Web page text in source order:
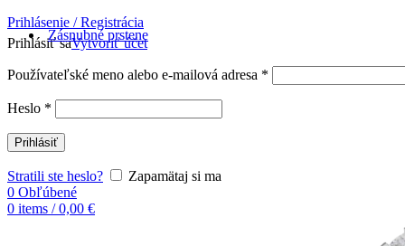
Prihlásenie / Registrácia
Prihlásiť saVytvoriť účet
Používateľské meno alebo e-mailová adresa *
Heslo *
Prihlásiť
Stratili ste heslo?
Zapamätaj si ma
0 Obľúbené
0 items / 0,00 €
Zásnubné prstene